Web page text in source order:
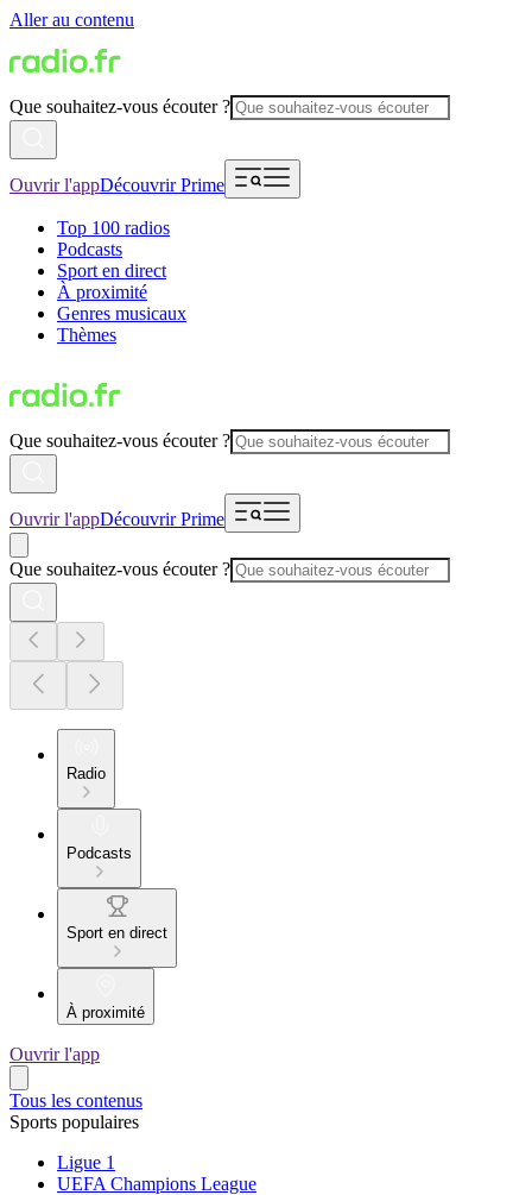
Aller au contenu
Que souhaitez-vous écouter ?
Ouvrir l'appDécouvrir Prime
Top 100 radios
Podcasts
Sport en direct
À proximité
Genres musicaux
Thèmes
Que souhaitez-vous écouter ?
Ouvrir l'appDécouvrir Prime
Que souhaitez-vous écouter ?
Radio
Podcasts
Sport en direct
À proximité
Ouvrir l'app
Tous les contenus
Sports populaires
Ligue 1
UEFA Champions League